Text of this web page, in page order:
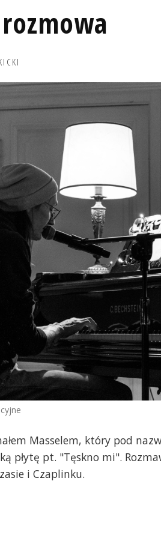
rozmowa
Masselem, który pod
płytę pt. "Tęskno mi".
i Czaplinku.